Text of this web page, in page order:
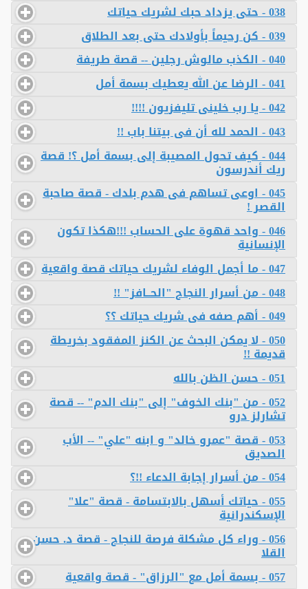
038 - حتى يزداد حبك لشريك حياتك
039 - كن رحيماً بأولادك حتى بعد الطلاق
040 - الكذب مالوش رجلين -- قصة طريفة
041 - الرضا عن الله يعطيك بسمة أمل
042 - يا رب خلينى تليفزيون !!!!
043 - الحمد لله أن فى بيتنا باب !!
044 - كيف تحول المصيبة إلى بسمة أمل ؟! قصة
ريك أندرسون
045 - اوعى تساهم فى هدم بلدك - قصة صاحبة
القصر !
046 - واحد قهوة على الحساب !!!هكذا تكون
الإنسانية
047 - ما أجمل الوفاء لشريك حياتك قصة واقعية
048 - من أسرار النجاح "الحــافز" !!
049 - أهم صفه فى شريك حياتك ؟؟
050 - لا يمكن البحث عن الكنز المفقود بخريطة
قديمة !!
051 - حسن الظن بالله
052 - من "بنك الخوف" إلى "بنك الدم" -- قصة
تشارلز درو
053 - قصة "عمرو خالد" و ابنه "علي" -- الأب
الصديق
054 - من أسرار إجابة الدعاء !!؟
055 - حياتك أسهل بالابتسامة - قصة "علا"
الإسكندرانية
056 - وراء كل مشكلة فرصة للنجاح - قصة د. حسن
القلا
057 - بسمة أمل مع "الرزاق" - قصة واقعية